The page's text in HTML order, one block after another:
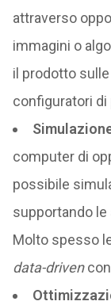
attraverso
immagini o
il prodotto
configuratori
computer di
possibile
supportando le
Molto spesso
data-driven